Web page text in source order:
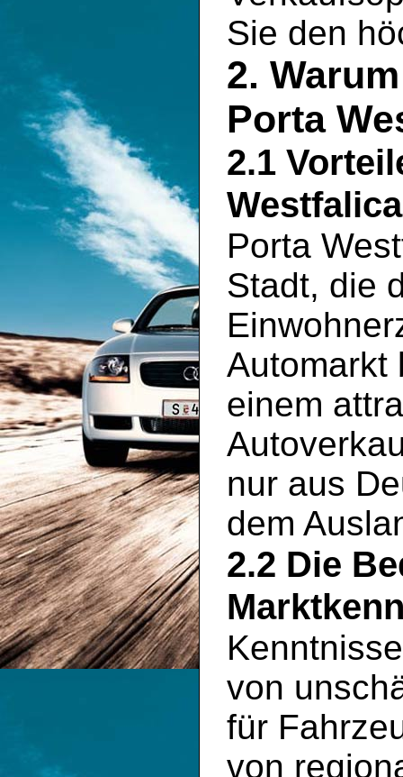
Sie den
2.
Porta
2.1
Westfalica
Porta
Stadt, die
Automarkt
einem
nur aus
dem
2.2 Die
von
für
von